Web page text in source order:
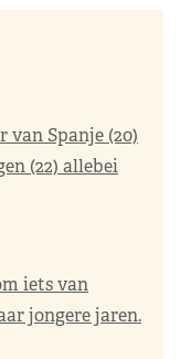
van Spanje (20)
(22) allebei
iets van
jongere jaren.